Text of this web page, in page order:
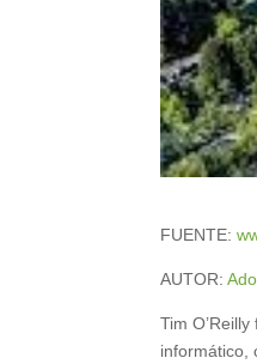
FUENTE:
AUTOR:
Tim
informático,